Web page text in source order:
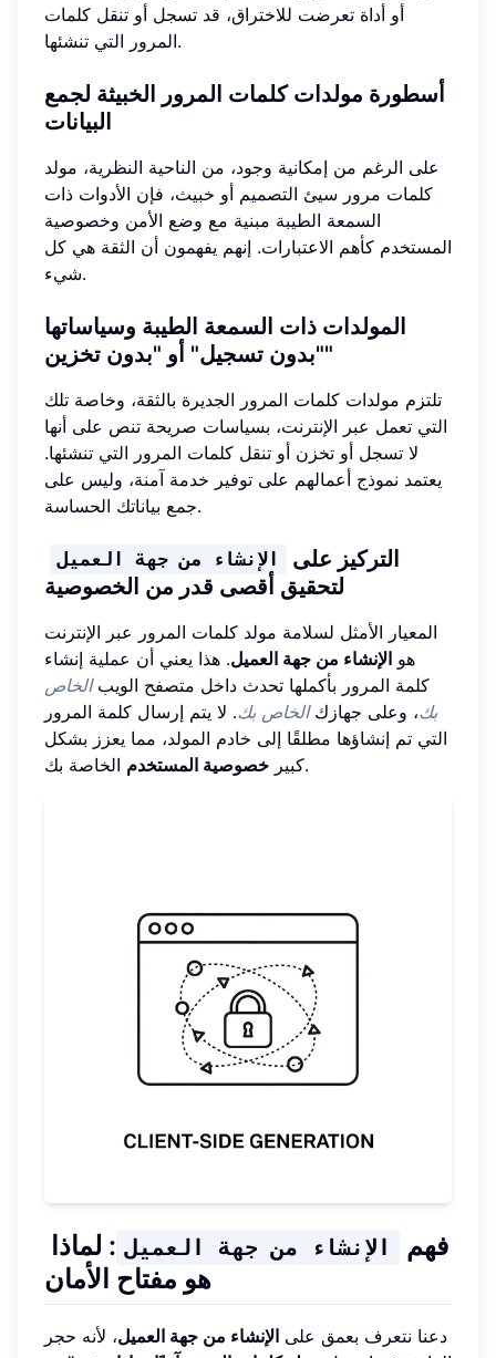
أو أداة تعرضت للاختراق، قد تسجل أو تنقل كلمات
المرور التي تنشئها.
أسطورة مولدات كلمات المرور الخبيثة لجمع
البيانات
على الرغم من إمكانية وجود، من الناحية النظرية، مولد
كلمات مرور سيئ التصميم أو خبيث، فإن الأدوات ذات
السمعة الطيبة مبنية مع وضع الأمن وخصوصية
المستخدم كأهم الاعتبارات. إنهم يفهمون أن الثقة هي كل
شيء.
المولدات ذات السمعة الطيبة وسياساتها
"بدون تسجيل" أو "بدون تخزين"
تلتزم مولدات كلمات المرور الجديرة بالثقة، وخاصة تلك
التي تعمل عبر الإنترنت، بسياسات صريحة تنص على أنها
لا تسجل أو تخزن أو تنقل كلمات المرور التي تنشئها.
يعتمد نموذج أعمالهم على توفير خدمة آمنة، وليس على
جمع بياناتك الحساسة.
التركيز على الإنشاء من جهة العميل
لتحقيق أقصى قدر من الخصوصية
المعيار الأمثل لسلامة مولد كلمات المرور عبر الإنترنت
هو الإنشاء من جهة العميل. هذا يعني أن عملية إنشاء
كلمة المرور بأكملها تحدث داخل متصفح الويبالخاص
بك، وعلى جهازكالخاص بك. لا يتم إرسال كلمة المرور
التي تم إنشاؤها مطلقًا إلى خادم المولد، مما يعزز بشكل
كبير خصوصية المستخدم الخاصة بك.
فهم الإنشاء من جهة العميل : لماذا
هو مفتاح الأمان
دعنا نتعرف بعمق على الإنشاء من جهة العميل، لأنه حجر